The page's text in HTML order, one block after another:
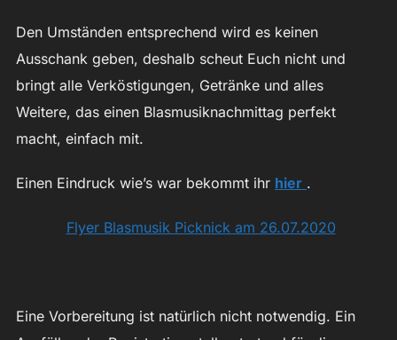
Den Umständen entsprechend wird es keinen
Ausschank geben, deshalb scheut Euch nicht und
bringt alle Verköstigungen, Getränke und alles
Weitere, das einen Blasmusiknachmittag perfekt
macht, einfach mit.
Einen Eindruck wie’s war bekommt ihr hier .
Flyer Blasmusik Picknick am 26.07.2020
Eine Vorbereitung ist natürlich nicht notwendig. Ein